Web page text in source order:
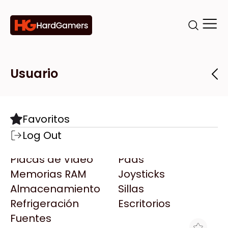
Categorías
Componentes
Motherboards
Microprocesadores
Placas de Video
Memorias RAM
Almacenamiento
Refrigeración
Fuentes
Pads
Joysticks
Sillas
Escritorios
Marcas
Todas las Marcas
AMD
AULA
Acer
Adata
AeroCool
Tiendas
Destacadas
Usuario
Favoritos
Log Out